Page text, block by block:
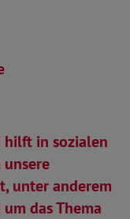
hilft in sozialen
unter anderem
das Thema